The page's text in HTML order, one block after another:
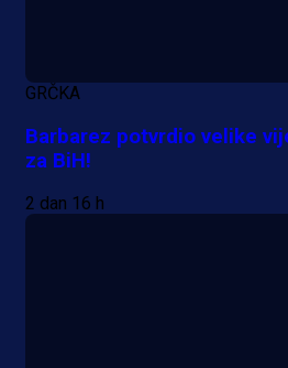
GRČKA
Barbarez potvrdio velike
za BiH!
2 dan 16 h